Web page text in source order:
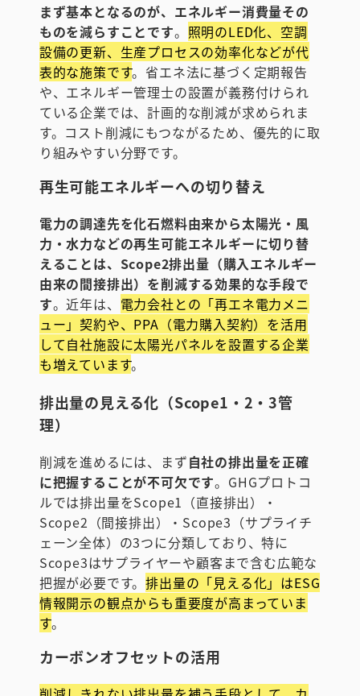
まず基本となるのが、エネルギー消費量その
ものを減らすことです。 照明のLED化、空調
設備の更新、生産プロセスの効率化などが代
表的な施策です。省エネ法に基づく定期報告
や、エネルギー管理士の設置が義務付けられ
ている企業では、計画的な削減が求められま
す。コスト削減にもつながるため、優先的に取
り組みやすい分野です。
再生可能エネルギーへの切り替え
電力の調達先を化石燃料由来から太陽光・風
力・水力などの再生可能エネルギーに切り替
えることは、Scope2排出量（購入エネルギー
由来の間接排出）を削減する効果的な手段で
す。近年は、 電力会社との「再エネ電力メニ
ュー」契約や、PPA（電力購入契約）を活用
して自社施設に太陽光パネルを設置する企業
も増えています。
排出量の見える化（Scope1・2・3管
理）
削減を進めるには、まず自社の排出量を正確
に把握することが不可欠です。GHGプロトコ
ルでは排出量をScope1（直接排出）・
Scope2（間接排出）・Scope3（サプライチ
ェーン全体）の3つに分類しており、特に
Scope3はサプライヤーや顧客まで含む広範な
把握が必要です。排出量の「見える化」はESG
情報開示の観点からも重要度が高まっていま
す。
カーボンオフセットの活用